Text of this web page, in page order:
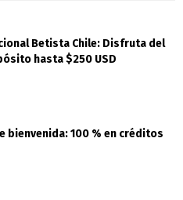
Betista Chile: Disfruta del
hasta $250 USD
bienvenida: 100 % en créditos